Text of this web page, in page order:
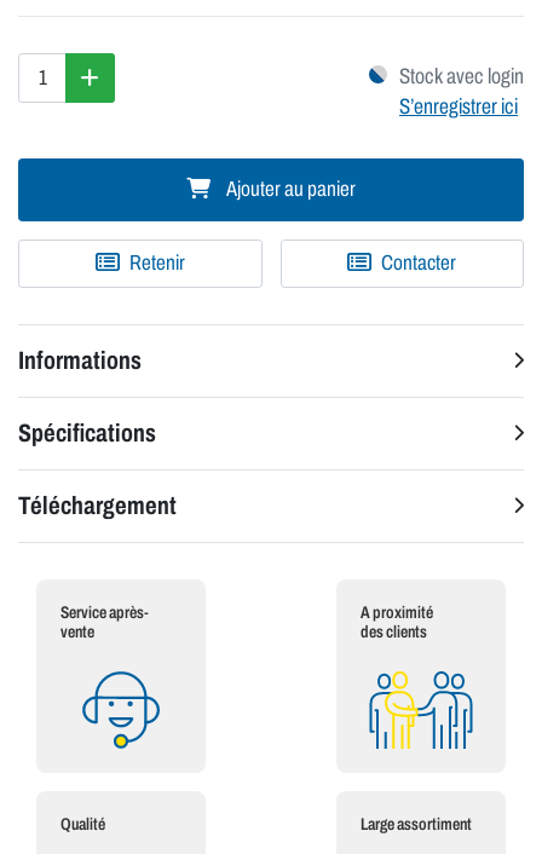
Stock avec login
S’enregistrer ici
Ajouter au panier
Retenir Contacter
Informations
Spécifications
Téléchargement
Service après-
vente
A proximité
des clients
Qualité Large assortiment